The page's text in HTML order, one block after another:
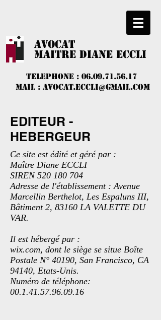
AVOCAT
​MAITRE DIANE ECCLI
TELEPHONE : 06.09.71.56.17
MAIL : avocat.eccli@gmail.com
EDITEUR -
HEBERGEUR
Ce site est édité et géré par :
Maître Diane ECCLI
SIREN 520 180 704
Adresse de l'établissement : Avenue
Marcellin Berthelot, Les Espaluns III,
Bâtiment 2, 83160 LA VALETTE DU
VAR.
Il est hébergé par :
wix.com, dont le siège se situe Boîte
Postale N° 40190, San Francisco, CA
94140, Etats-Unis.
Numéro de téléphone:
00.1.41.57.96.09.16